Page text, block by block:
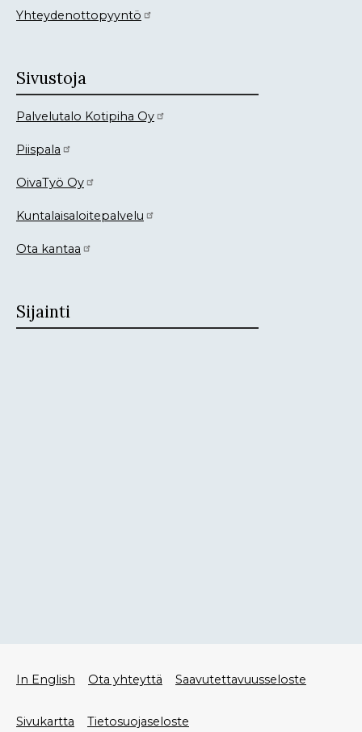
Yhteydenottopyyntö
Sivustoja
Palvelutalo Kotipiha Oy
Piispala
OivaTyö Oy
Kuntalaisaloitepalvelu
Ota kantaa
Sijainti
Alatunniste
valikko
In English Ota yhteyttä Saavutettavuusseloste
Sivukartta Tietosuojaseloste